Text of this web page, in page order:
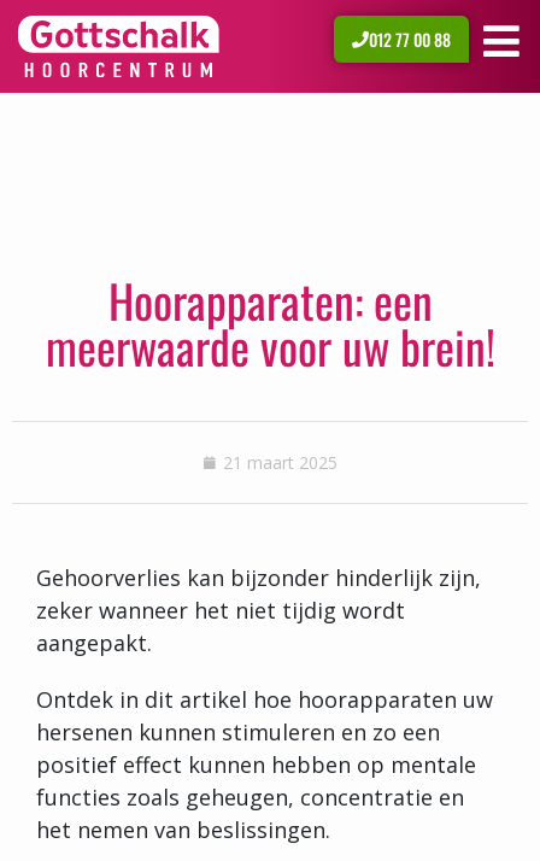
012 77 00 88
Hoorapparaten: een
meerwaarde voor uw brein!
21 maart 2025
Gehoorverlies kan bijzonder hinderlijk zijn,
zeker wanneer het niet tijdig wordt
aangepakt.
Ontdek in dit artikel hoe hoorapparaten uw
hersenen kunnen stimuleren en zo een
positief effect kunnen hebben op mentale
functies zoals geheugen, concentratie en
het nemen van beslissingen.